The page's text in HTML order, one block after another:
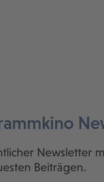
Newsletter
Beiträgen.